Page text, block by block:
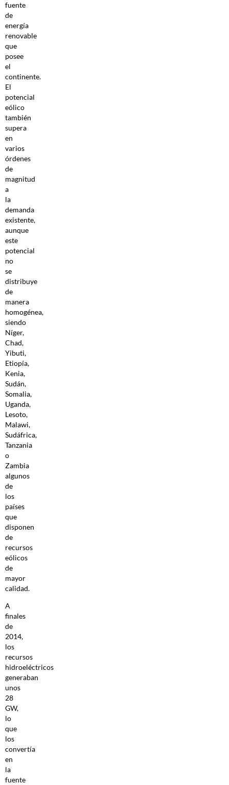
fuente
de
energía
renovable
que
posee
el
continente.
El
potencial
eólico
también
supera
en
varios
órdenes
de
magnitud
a
la
demanda
existente,
aunque
este
potencial
no
se
distribuye
de
manera
homogénea,
siendo
Níger,
Chad,
Yibuti,
Etiopía,
Kenia,
Sudán,
Somalia,
Uganda,
Lesoto,
Malawi,
Sudáfrica,
Tanzania
o
Zambia
algunos
de
los
países
que
disponen
de
recursos
eólicos
de
mayor
calidad.
A
finales
de
2014,
los
recursos
hidroeléctricos
generaban
unos
28
GW,
lo
que
los
convertía
en
la
fuente